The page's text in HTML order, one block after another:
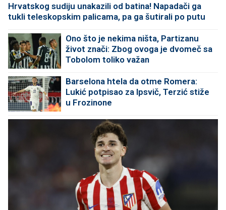
Hrvatskog sudiju unakazili od batina! Napadači ga
tukli teleskopskim palicama, pa ga šutirali po putu
Ono što je nekima ništa, Partizanu
život znači: Zbog ovoga je dvomeč sa
Tobolom toliko važan
Barselona htela da otme Romera:
Lukić potpisao za Ipsvič, Terzić stiže
u Frozinone